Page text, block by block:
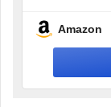
Design
Amazon